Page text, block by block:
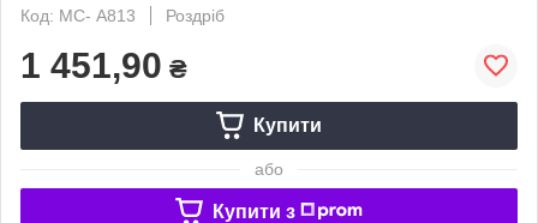
Код: МС- А813
Роздріб
1 451,90 ₴
Купити
або
Купити з